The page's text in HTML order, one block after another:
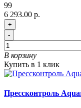
99
6 293.00 р.
+
-
В корзину
Купить в 1 клик
Прессконтроль